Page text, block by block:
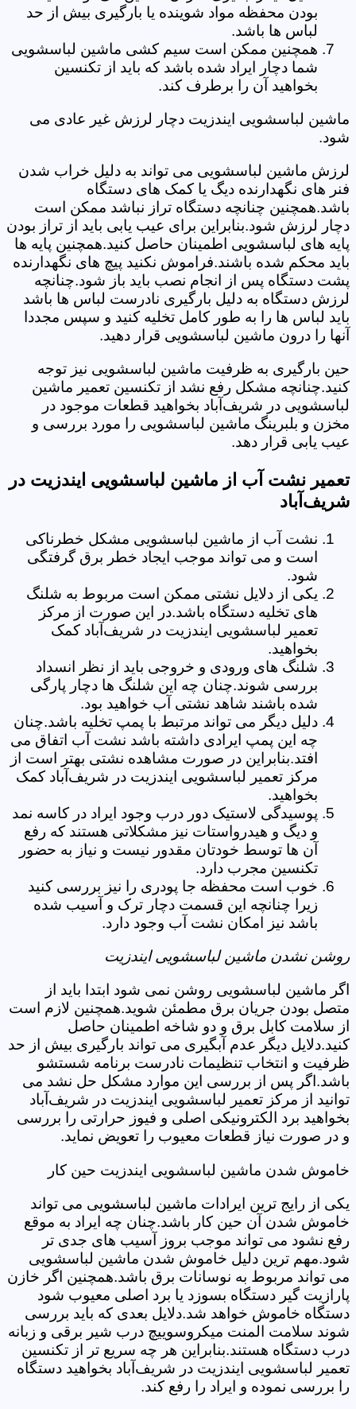
بودن محفظه مواد شوینده یا بارگیری بیش از حد
لباس ها باشد.
همچنین ممکن است سیم کشی ماشین لباسشویی
شما دچار ایراد شده باشد که باید از تکنسین
بخواهید آن را برطرف کند.
ماشین لباسشویی ایندزیت دچار لرزش غیر عادی می
شود.
لرزش ماشین لباسشویی می تواند به دلیل خراب شدن
فنر های نگهدارنده دیگ یا کمک های دستگاه
باشد.همچنین چنانچه دستگاه تراز نباشد ممکن است
دچار لرزش شود.بنابراین برای عیب یابی باید از تراز بودن
پایه های لباسشویی اطمینان حاصل کنید.همچنین پایه ها
باید محکم شده باشند.فراموش نکنید پیچ های نگهدارنده
پشت دستگاه پس از انجام نصب باید باز شود.چنانچه
لرزش دستگاه به دلیل بارگیری نادرست لباس ها باشد
باید لباس ها را به طور کامل تخلیه کنید و سپس مجددا
آنها را درون ماشین لباسشویی قرار دهید.
حین بارگیری به ظرفیت ماشین لباسشویی نیز توجه
کنید.چنانچه مشکل رفع نشد از تکنسین تعمیر ماشین
لباسشویی در شریف‌آباد بخواهید قطعات موجود در
مخزن و بلبرینگ ماشین لباسشویی را مورد بررسی و
عیب یابی قرار دهد.
تعمیر نشت آب از ماشین لباسشویی ایندزیت در
شریف‌آباد
نشت آب از ماشین لباسشویی مشکل خطرناکی
است و می تواند موجب ایجاد خطر برق گرفتگی
شود.
یکی از دلایل نشتی ممکن است مربوط به شلنگ
های تخلیه دستگاه باشد.در این صورت از مرکز
تعمیر لباسشویی ایندزیت در شریف‌آباد کمک
بخواهید.
شلنگ های ورودی و خروجی باید از نظر انسداد
بررسی شوند.چنان چه این شلنگ ها دچار پارگی
شده باشند شاهد نشتی آب خواهید بود.
دلیل دیگر می تواند مرتبط با پمپ تخلیه باشد.چنان
چه این پمپ ایرادی داشته باشد نشت آب اتفاق می
افتد.بنابراین در صورت مشاهده نشتی بهتر است از
مرکز تعمیر لباسشویی ایندزیت در شریف‌آباد کمک
بخواهید.
پوسیدگی لاستیک دور درب وجود ایراد در کاسه نمد
و دیگ و هیدرواستات نیز مشکلاتی هستند که رفع
آن ها توسط خودتان مقدور نیست و نیاز به حضور
تکنسین مجرب دارد.
خوب است محفظه جا پودری را نیز بررسی کنید
زیرا چنانچه این قسمت دچار ترک و آسیب شده
باشد نیز امکان نشت آب وجود دارد.
روشن نشدن ماشین لباسشویی ایندزیت
اگر ماشین لباسشویی روشن نمی شود ابتدا باید از
متصل بودن جریان برق مطمئن شوید.همچنین لازم است
از سلامت کابل برق و دو شاخه اطمینان حاصل
کنید.دلایل دیگر عدم آبگیری می تواند بارگیری بیش از حد
ظرفیت و انتخاب تنظیمات نادرست برنامه شستشو
باشد.اگر پس از بررسی این موارد مشکل حل نشد می
توانید از مرکز تعمیر لباسشویی ایندزیت در شریف‌آباد
بخواهید برد الکترونیکی اصلی و فیوز حرارتی را بررسی
و در صورت نیاز قطعات معیوب را تعویض نماید.
خاموش شدن ماشین لباسشویی ایندزیت حین کار
یکی از رایج ترین ایرادات ماشین لباسشویی می تواند
خاموش شدن آن حین کار باشد.چنان چه ایراد به موقع
رفع نشود می تواند موجب بروز آسیب های جدی تر
شود.مهم ترین دلیل خاموش شدن ماشین لباسشویی
می تواند مربوط به نوسانات برق باشد.همچنین اگر خازن
پارازیت گیر دستگاه بسوزد یا برد اصلی معیوب شود
دستگاه خاموش خواهد شد.دلایل بعدی که باید بررسی
شوند سلامت المنت میکروسوییچ درب شیر برقی و زبانه
درب دستگاه هستند.بنابراین هر چه سریع تر از تکنسین
تعمیر لباسشویی ایندزیت در شریف‌آباد بخواهید دستگاه
را بررسی نموده و ایراد را رفع کند.